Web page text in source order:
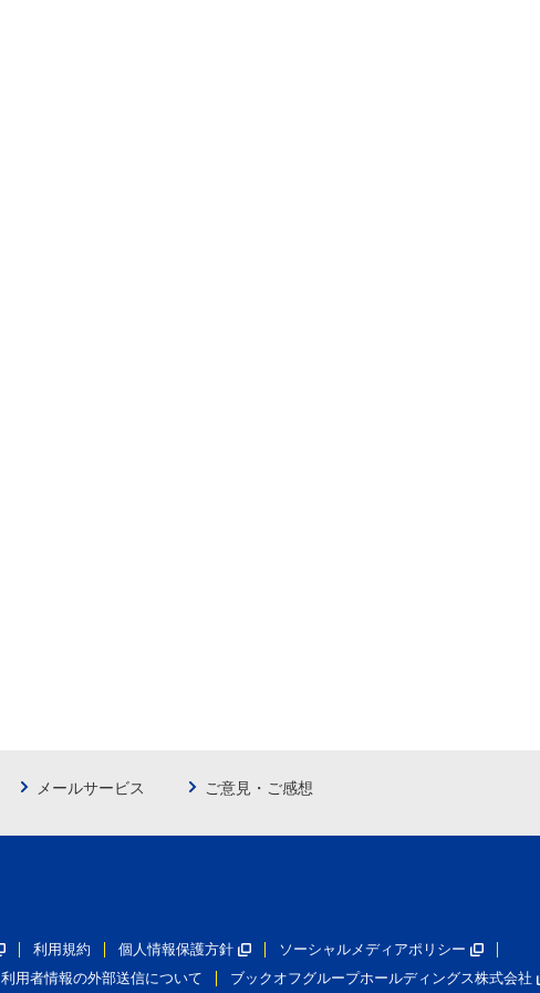
メールサービス ご意見・ご感想
利用規約 個人情報保護方針
ソーシャルメディアポリシー
利用者情報の外部送信について ブックオフグループホールディングス株式会社